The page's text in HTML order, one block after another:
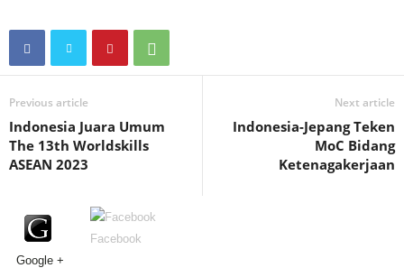
Previous article
Indonesia Juara Umum
The 13th Worldskills
ASEAN 2023
Next article
Indonesia-Jepang Teken
MoC Bidang
Ketenagakerjaan
Google +
Facebook